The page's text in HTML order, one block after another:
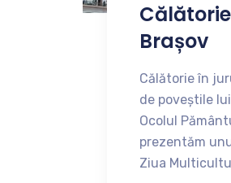
Brașov
Călătorie în
de poveștile
Ocolul
prezentăm
Ziua